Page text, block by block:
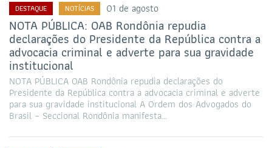
DESTAQUE NOTÍCIAS 01 de agosto
NOTA PÚBLICA: OAB Rondônia repudia
declarações do Presidente da República contra a
advocacia criminal e adverte para sua gravidade
institucional
NOTA PÚBLICA OAB Rondônia repudia declarações do
Presidente da República contra a advocacia criminal e adverte
para sua gravidade institucional A Ordem dos Advogados do
Brasil – Seccional Rondônia manifesta…